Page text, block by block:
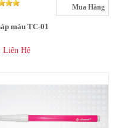
Mua Hàng
màu TC-01
Liên Hệ